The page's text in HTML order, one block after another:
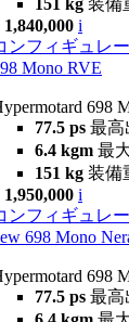
151 kg 装備
1,840,000 i
ンフィギュレ
Mono RVE
698
77.5 ps 最高
6.4 kgm 最
151 kg 装備
1,950,000 i
ンフィギュレ
698 Mono
698
77.5 ps 最高